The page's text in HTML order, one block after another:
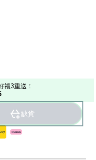
禮3重送！
缺貨